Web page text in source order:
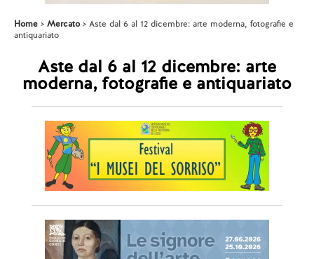
Home Mercato
Aste dal 6 al 12 dicembre: arte moderna, fotografie e
antiquariato
Aste dal 6 al 12 dicembre: arte
moderna, fotografie e antiquariato